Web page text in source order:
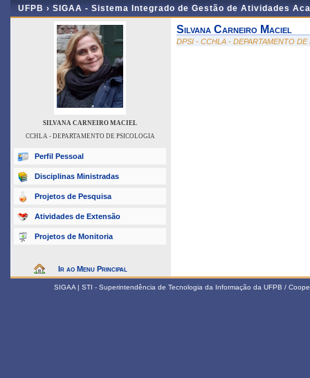
UFPB › SIGAA - Sistema Integrado de Gestão de Atividades
SILVANA CARNEIRO MACIEL
CCHLA - DEPARTAMENTO DE PSICOLOGIA
Perfil Pessoal
Disciplinas Ministradas
Projetos de Pesquisa
Atividades de Extensão
Projetos de Monitoria
Ir ao Menu Principal
Silvana Carneiro Maciel
DPSI - CCHLA - DEPARTAMENTO
SIGAA | STI - Superintendência de Tecnologia da Informação da UFPB /